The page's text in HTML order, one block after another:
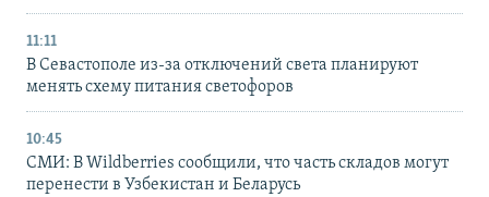
11:11
В Севастополе из-за отключений света планируют
менять схему питания светофоров
10:45
СМИ: В Wildberries сообщили, что часть складов могут
перенести в Узбекистан и Беларусь